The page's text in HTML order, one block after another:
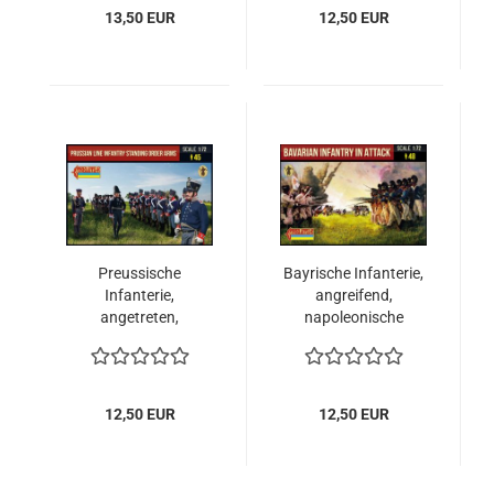
13,50 EUR 12,50 EUR
Preussische
Infanterie,
angetreten,
Epoche 1:72
12,50 EUR
Bayrische Infanterie,
angreifend,
napoleonische
12,50 EUR